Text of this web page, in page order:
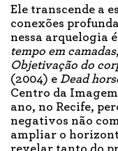
Ele transcende a
conexões
nessa arquelogia
tempo em camadas
Objetivação do
(2004) e Dead
Centro da
ano, no Recife,
negativos não
ampliar o